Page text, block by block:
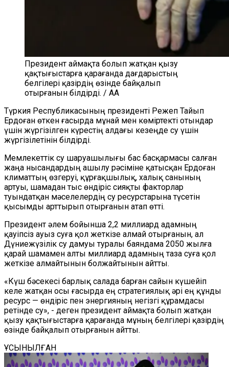
Президент аймақта болып жатқан қызу
қақтығыстарға қарағанда дағдарыстың
белгілері қазірдің өзінде байқалып
отырғанын білдірді. / AA
Түркия Республикасының президенті Режеп Тайып
Ердоған өткен ғасырда мұнай мен көміртекті отындар
үшін жүргізілген күрестің алдағы кезеңде су үшін
жүргізілетінін білдірді.
Мемлекеттік су шаруашылығы бас басқармасы салған
жаңа нысандардың ашылу рәсіміне қатысқан Ердоған
климаттың өзгеруі, құрғақшылық, халық санының
артуы, шамадан тыс өндіріс сияқты факторлар
туындатқан мәселелердің су ресурстарына түсетін
қысымды арттырып отырғанын атап өтті.
Президент әлем бойынша 2,2 миллиард адамның
қауіпсіз ауыз суға қол жеткізе алмай отырғанын, ал
Дүниежүзілік су дамуы туралы баяндама 2050 жылға
қарай шамамен алты миллиард адамның таза суға қол
жеткізе алмайтынын болжайтынын айтты.
«Күш бәсекесі барлық салада барған сайын күшейіп
келе жатқан осы ғасырда ең стратегиялық әрі ең құнды
ресурс — өндіріс пен энергияның негізгі құрамдасы
ретінде су», - деген президент аймақта болып жатқан
қызу қақтығыстарға қарағанда мұның белгілері қазірдің
өзінде байқалып отырғанын айтты.
ҰСЫНЫЛҒАН